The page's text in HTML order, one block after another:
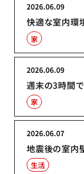
快適な室内環
2026.06.09
家
週末の3時間
2026.06.09
家
地震後の室内
2026.06.07
生活